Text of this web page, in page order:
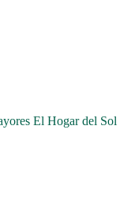
El Hogar del Sol